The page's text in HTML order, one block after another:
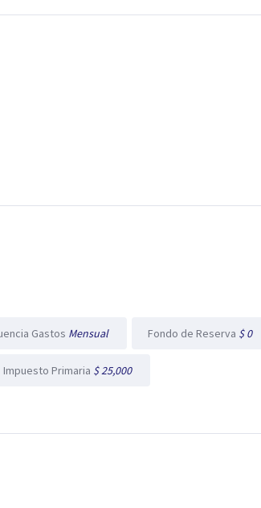
Gastos Mensual Fondo de Reserva $ 0
Impuesto Primaria $ 25,000